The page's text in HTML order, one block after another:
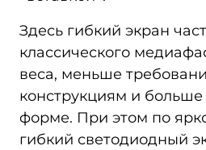
Здесь гибкий экран
классического
веса, меньше
конструкциям и
форме. При этом по
гибкий светодиодный